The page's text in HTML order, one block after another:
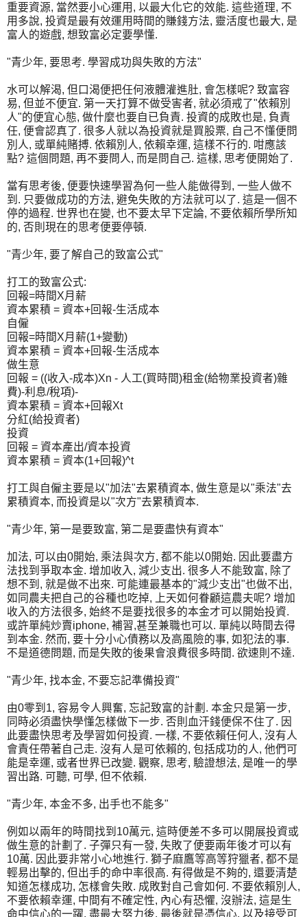
重要資源, 當然要小心運用, 以最大化它的效能. 這些道理, 不
用多說, 投資是最有效運用時間的賺錢方法, 靈活度也最大, 是
富人的遊戲, 想致富必定要學懂.
"青少年, 要思考. 學習成功與失敗的方法"
水可以解渴, 但口渴便把任何液體灌進肚, 會怎樣呢? 致富容
易, 但並不便宜. 第一天打算不做受害者, 就必須戒了"依賴別
人"的便宜心態, 做什麼也要自已負責. 投資的成敗也是, 負責
任, 便會認真了. 很多人就以為投資就是買股票, 自己不懂便問
別人, 或單純賭搏. 依賴別人, 依賴幸運, 這樣不行的. 咁應該
點? 這個問題, 再不要問人, 而是問自己. 這樣, 思考便開始了.
當有思考後, 便要快速學習為何一些人能做得到, 一些人做不
到. 只要做成功的方法, 避免失敗的方法就可以了. 這是一個不
停的過程. 世界也在變, 也不要太早下定論, 不要依賴所學所知
的, 否則現在的思考便要停頓.
"青少年, 要了解自己的致富公式"
打工的致富公式:
回報=時間X月薪
資本累積 = 資本+回報-生活成本
自僱
回報=時間X月薪(1+變動)
資本累積 = 資本+回報-生活成本
做生意
回報 = ((收入-成本)Xn - 人工(買時間)租金(給物業投資者)雜
費)-利息/稅項)-
資本累積 = 資本+回報Xt
分紅(給投資者)
投資
回報 = 資本產出/資本投資
資本累積 = 資本(1+回報)^t
打工與自僱主要是以"加法"去累積資本, 做生意是以"乘法"去
累積資本, 而投資是以"次方"去累積資本.
"青少年, 第一是要致富, 第二是要盡快有資本"
加法, 可以由0開始, 乘法與次方, 都不能以0開始. 因此要盡方
法找到爭取本金. 增加收入, 減少支出. 很多人不能致富, 除了
想不到, 就是做不出來. 可能連最基本的"減少支出"也做不出,
如同農夫把自己的谷種也吃掉, 上天如何眷顧這農夫呢? 增加
收入的方法很多, 始終不是要找很多的本金才可以開始投資.
或許單純炒賣iphone, 補習,甚至兼職也可以. 單純以時間去得
到本金. 然而, 要十分小心債務以及高風險的事, 如犯法的事.
不是道德問題, 而是失敗的後果會浪費很多時間. 欲速則不達.
"青少年, 找本金, 不要忘記準備投資"
由0零到1, 容易令人興奮, 忘記致富的計劃. 本金只是第一步,
同時必須盡快學懂怎樣做下一步. 否則血汗錢便保不住了. 因
此要盡快思考及學習如何投資. 一樣, 不要依賴任何人, 沒有人
會責任帶著自己走. 沒有人是可依賴的, 包括成功的人, 他們可
能是幸運, 或者世界已改變. 觀察, 思考, 驗證想法, 是唯一的學
習出路. 可聽, 可學, 但不依賴.
"青少年, 本金不多, 出手也不能多"
例如以兩年的時間找到10萬元, 這時便差不多可以開展投資或
做生意的計劃了. 子彈只有一發, 失敗了便要兩年後才可以有
10萬. 因此要非常小心地進行. 獅子麻鷹等高等狩獵者, 都不是
輕易出擊的, 但出手的命中率很高. 有得做是不夠的, 還要清楚
知道怎樣成功, 怎樣會失敗. 成敗對自己會如何. 不要依賴別人,
不要依賴幸運, 中間有不確定性, 內心有恐懼, 沒辦法, 這是生
命中信心的一躍, 盡最大努力後, 最後就是憑信心, 以及接受可